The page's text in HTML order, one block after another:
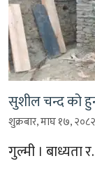
सुशील चन्द को
शुक्रबार, माघ १७, २०८२
गुल्मी । बाध्यता